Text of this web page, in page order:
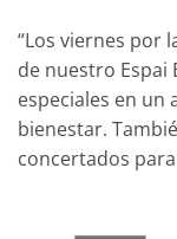
“Los viernes por
de nuestro
especiales en un
bienestar.
concertados